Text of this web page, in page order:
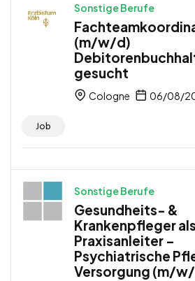
Sonstige Berufe
(m/w/d)
gesucht
Cologne 06/08/
Job
Sonstige Berufe
Gesundheits- &
Krankenpfleger als
Praxisanleiter –
Psychiatrische
Versorgung (m/